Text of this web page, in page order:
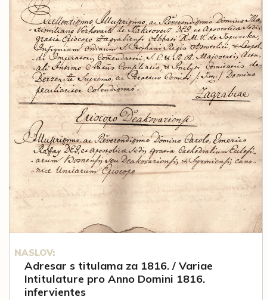
NASLOV:
Adresar s titulama za 1816. / Variae
Intitulature pro Anno Domini 1816.
infervientes